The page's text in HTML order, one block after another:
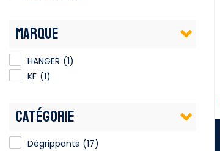
MARQUE
HANGER (1)
KF (1)
CATÉGORIE
Dégrippants (17)